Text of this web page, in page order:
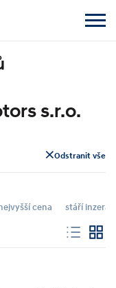
s.r.o.
Odstranit vše
cena stáří